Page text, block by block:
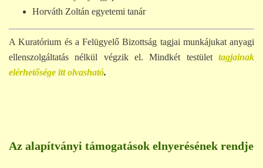
Horváth Zoltán egyetemi tanár
A Kuratórium és a Felügyelő Bizottság tagjai munkájukat anyagi
ellenszolgáltatás nélkül végzik el. Mindkét testület tagjainak
elérhetősége itt olvasható.
Az alapítványi támogatások elnyerésének rendje